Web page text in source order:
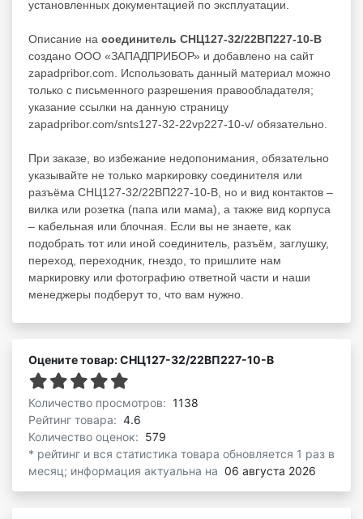
установленных документацией по эксплуатации.
Описание на соединитель СНЦ127-32/22ВП227-10-В
создано ООО «ЗАПАДПРИБОР» и добавлено на сайт
zapadpribor.com. Использовать данный материал можно
только с письменного разрешения правообладателя;
указание ссылки на данную страницу
zapadpribor.com/snts127-32-22vp227-10-v/ обязательно.
При заказе, во избежание недопонимания, обязательно
указывайте не только маркировку соединителя или
разъёма СНЦ127-32/22ВП227-10-В, но и вид контактов –
вилка или розетка (папа или мама), а также вид корпуса
– кабельная или блочная. Если вы не знаете, как
подобрать тот или иной соединитель, разъём, заглушку,
переход, переходник, гнездо, то пришлите нам
маркировку или фотографию ответной части и наши
менеджеры подберут то, что вам нужно.
Оцените товар: СНЦ127-32/22ВП227-10-В
Количество просмотров: 1138
Рейтинг товара: 4.6
Количество оценок: 579
* рейтинг и вся статистика товара обновляется 1 раз в
месяц; информация актуальна на 06 августа 2026